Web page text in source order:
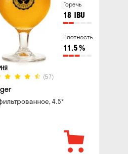
Горечь
18 IBU
Плотность
11.5%
(57)
4.5°